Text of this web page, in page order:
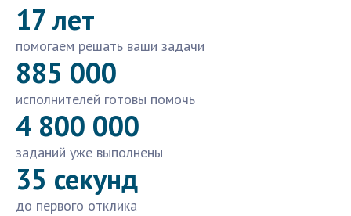
17 лет
помогаем решать ваши задачи
885 000
исполнителей готовы помочь
4 800 000
заданий уже выполнены
35 секунд
до первого отклика